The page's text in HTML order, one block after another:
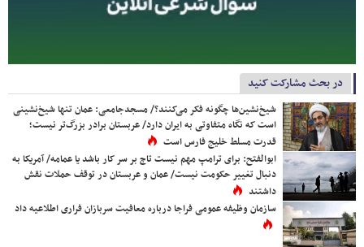
در بحث مشارکت کنید
شیخ‌نشین‌ها چگونه فکر می‌کنند؟/ مسجدجامعی: عمان تنها شیخ‌نشینی
است که نگاه متفاوتی به ایران دارد/ عربستان برادر بزرگ‌تر نیست؛
قدرت مسلط خلیج فارس است
ابوالفتح: برای ترامپ مهم نیست تاج بر سر کار باشد یا عمامه/ آمریکا به
دنبال تغییر حکومت نیست/ عمان و عربستان در توقف حملات نقش
داشتند
سازمان وظیفه عمومی فراجا درباره معافیت سربازان فراری اطلاعیه داد